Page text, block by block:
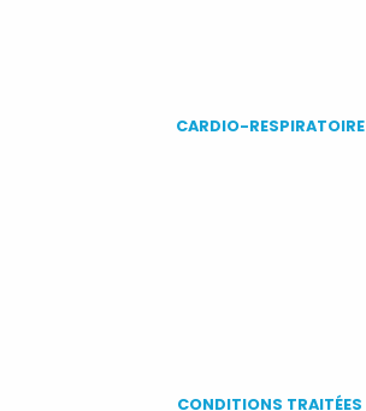
CARDIO-RESPIRATOIRE
CONDITIONS TRAITÉES